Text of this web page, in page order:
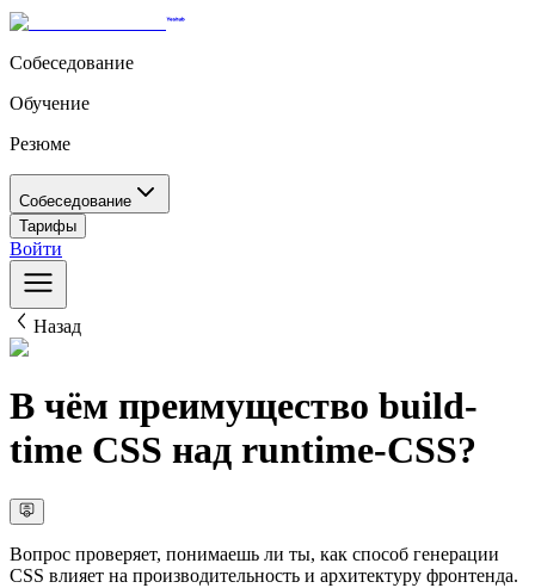
Собеседование
Обучение
Резюме
Собеседование
Тарифы
Войти
Назад
В чём преимущество build-
time CSS над runtime-CSS?
Вопрос проверяет, понимаешь ли ты, как способ генерации
CSS влияет на производительность и архитектуру фронтенда.